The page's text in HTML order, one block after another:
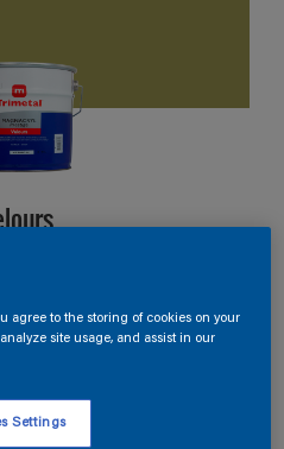
Kleur wijzigen
agree to the storing of cookies on your
site usage, and assist in our
Settings